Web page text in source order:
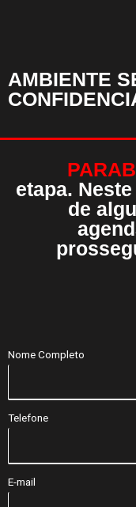
AMBIENTE
etapa.
de
Nome Completo
Telefone
E-mail